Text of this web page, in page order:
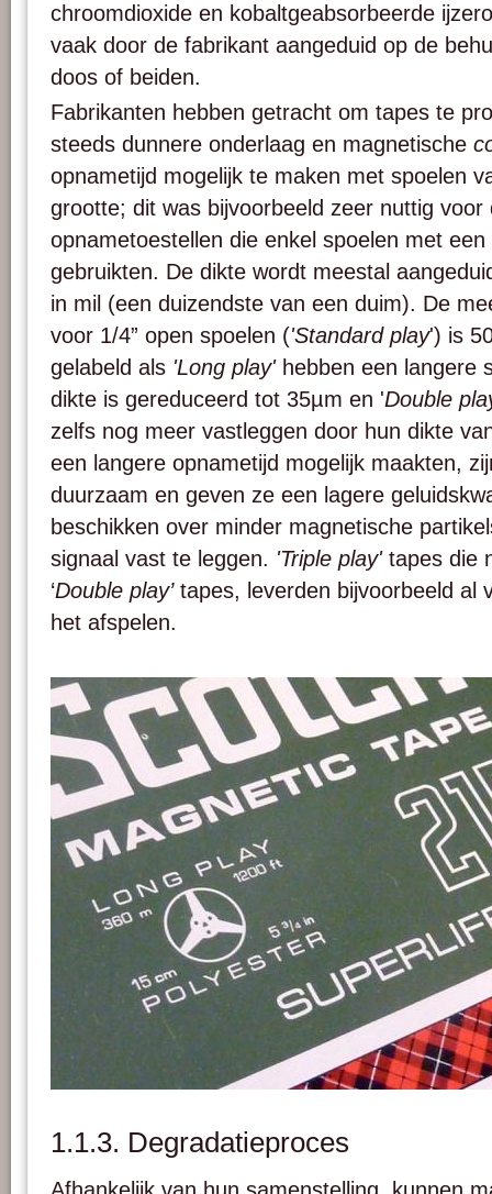
chroomdioxide en kobaltgeabsorbeerde
vaak door de fabrikant aangeduid op de
doos of beiden.
Fabrikanten hebben getracht om tapes te
steeds dunnere onderlaag en magnetische
opnametijd mogelijk te maken met spoelen
grootte; dit was bijvoorbeeld zeer nuttig voor
opnametoestellen die enkel spoelen met
gebruikten. De dikte wordt meestal
in mil (een duizendste van een duim). De
voor 1/4” open spoelen ('Standard play') is
gelabeld als 'Long play'hebben een langere
dikte is gereduceerd tot 35µm en 'Double
zelfs nog meer vastleggen door hun dikte
een langere opnametijd mogelijk maakten,
duurzaam en geven ze een lagere
beschikken over minder magnetische
signaal vast te leggen. 'Triple play'tapes die
‘Double play’tapes, leverden bijvoorbeeld al
het afspelen.
1.1.3. Degradatieproces